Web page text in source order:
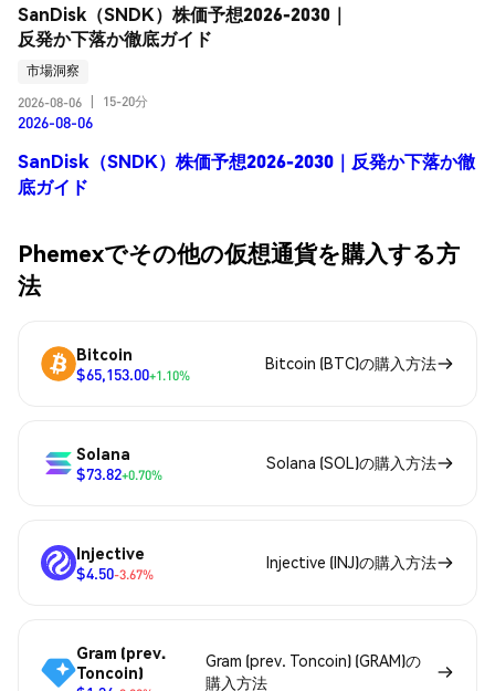
SanDisk（SNDK）株価予想2026-2030｜
反発か下落か徹底ガイド
市場洞察
2026-08-06
15-20分
2026-08-06
SanDisk（SNDK）株価予想2026-2030｜反発か下落か徹
底ガイド
Phemexでその他の仮想通貨を購入する方
法
Bitcoin
$65,153.00+1.10%
Bitcoin (BTC)の購入方法
Solana
$73.82+0.70%
Solana (SOL)の購入方法
Injective
$4.50-3.67%
Injective (INJ)の購入方法
Gram (prev.
Toncoin)
Gram (prev. Toncoin) (GRAM)の
購入方法